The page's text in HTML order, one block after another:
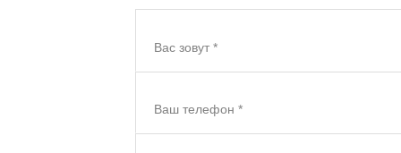
Вас зовут *
Ваш телефон *